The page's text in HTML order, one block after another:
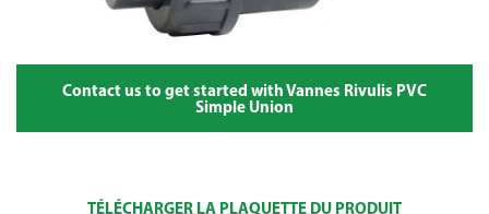
Contact us to get started with Vannes Rivulis PVC
Simple Union
TÉLÉCHARGER LA PLAQUETTE DU PRODUIT